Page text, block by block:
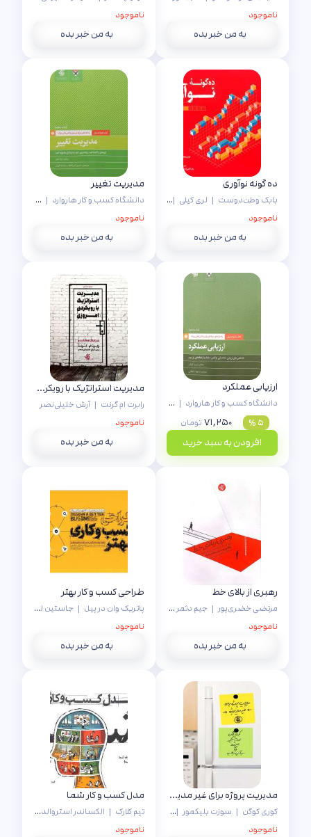
ناموجود
به من خبر بده
ناموجود
به من خبر بده
ده گونه نوآوری
بابک وطن‌دوست | لری کیلی | رایان پیکل | برایان کوئین وهلن والترز |
ناموجود
به من خبر بده
مدیریت تغییر
دانشگاه کسب و کار هاروارد | مرضیه
ناموجود
به من خبر بده
ارزیابی عملکرد
دانشگاه کسب و کار هاروارد | مسعود سلطانی
۵ %
۷۱,۲۵۰ تومان
افزودن به سبد خرید
مدیریت استراتژیک با رویکردی امروزی
رابرت ام گرنت | آرش خلیلی‌نصر
ناموجود
به من خبر بده
رهبری از بالای خط
مرتضی خضری‌پور | جیم دثمر |
عماد قائنی
ناموجود
به من خبر بده
طراحی کسب و کار بهتر
پاتریک وان در پیل | جاستین لوکیتزو لیزا کی سولومون
ناموجود
به من خبر بده
مدیریت پروژه برای غیر مدیر پروژه
کوری کوگن | سوزت بلیکمور | جیمز وود | سید آرمین میرحسینی
ناموجود
مدل کسب و کار شما
تیم کلارک | الکساندر استروالدر
ناموجود